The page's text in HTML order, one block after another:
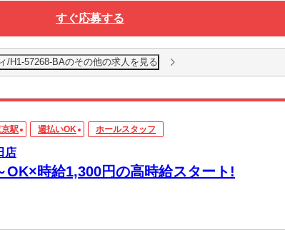
すぐ応募する
/H1-57268-BAのその他の求人を見る
駅 週払いOK ホールスタッフ
店
OK×時給1,300円の高時給スタート!